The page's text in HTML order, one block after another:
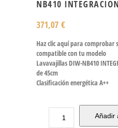
NB410
371,07 €
Haz clic aquí para comprobar
compatible con tu modelo
Lavavajillas DIW-NB410
de 45cm
Clasificación energética A++
Añadir